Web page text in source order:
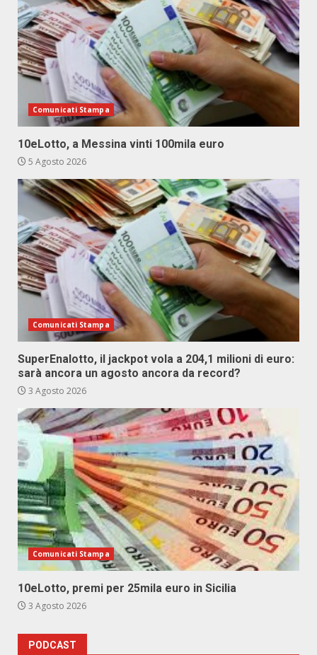
Comunicati Stampa
10eLotto, a Messina vinti 100mila euro
5 Agosto 2026
Comunicati Stampa
SuperEnalotto, il jackpot vola a 204,1 milioni di euro:
sarà ancora un agosto ancora da record?
3 Agosto 2026
Comunicati Stampa
10eLotto, premi per 25mila euro in Sicilia
3 Agosto 2026
PODCAST